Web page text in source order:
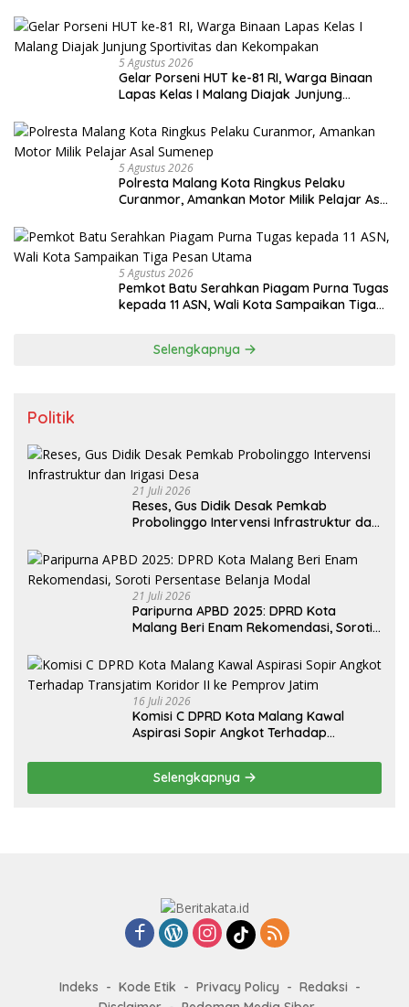
5 Agustus 2026
Gelar Porseni HUT ke-81 RI, Warga Binaan
Lapas Kelas I Malang Diajak Junjung
5 Agustus 2026
Polresta Malang Kota Ringkus Pelaku
Curanmor, Amankan Motor Milik Pelajar Asal
5 Agustus 2026
Pemkot Batu Serahkan Piagam Purna Tugas
kepada 11 ASN, Wali Kota Sampaikan Tiga
Selengkapnya
Politik
21 Juli 2026
Reses, Gus Didik Desak Pemkab
Probolinggo Intervensi Infrastruktur dan
21 Juli 2026
Paripurna APBD 2025: DPRD Kota
Malang Beri Enam Rekomendasi, Soroti
16 Juli 2026
Komisi C DPRD Kota Malang Kawal
Aspirasi Sopir Angkot Terhadap
Selengkapnya
Indeks Kode Etik Privacy Policy
Redaksi